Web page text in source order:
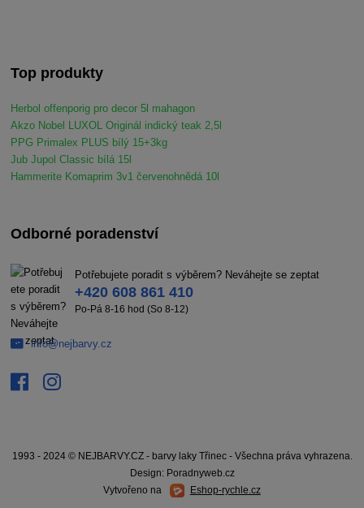
Top produkty
Herbol offenporig pro decor 5l mahagon
Akzo Nobel LUXOL Originál indický teak 2,5l
PPG Primalex PLUS bílý 15+3kg
Jub Jupol Classic bílá 15l
Hammerite Komaprim 3v1 červenohnědá 10l
Odborné poradenství
Potřebujete poradit s výběrem? Neváhejte se zeptat
+420 608 861 410
Po-Pá 8-16 hod (So 8-12)
info@nejbarvy.cz
1993 - 2024 © NEJBARVY.CZ - barvy laky Třinec - Všechna práva vyhrazena.
Design: Poradnyweb.cz
Vytvořeno na
Eshop-rychle.cz